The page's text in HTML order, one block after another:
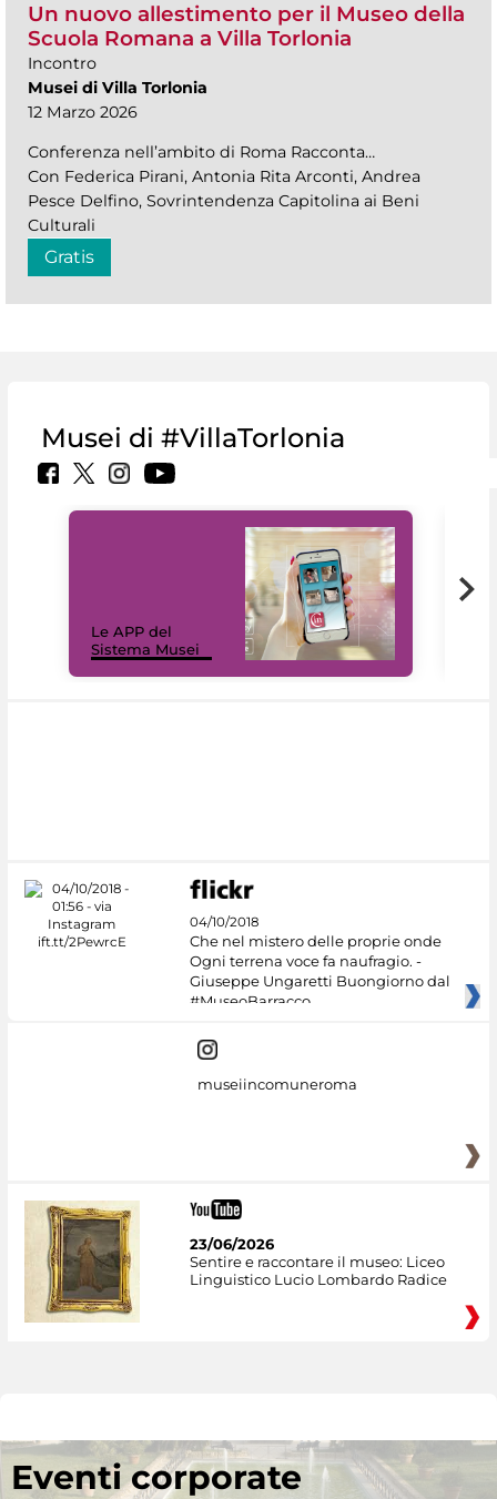
Un nuovo allestimento per il Museo della
Scuola Romana a Villa Torlonia
Incontro
Musei di Villa Torlonia
12 Marzo 2026
Conferenza nell’ambito di Roma Racconta…
Con Federica Pirani, Antonia Rita Arconti, Andrea
Pesce Delfino, Sovrintendenza Capitolina ai Beni
Culturali
Gratis
Musei di #VillaTorlonia
Le APP del
Sistema Musei
04/10/2018
Che nel mistero delle proprie onde
Ogni terrena voce fa naufragio. -
Giuseppe Ungaretti Buongiorno dal
#MuseoBarracco
museiincomuneroma
23/06/2026
Sentire e raccontare il museo: Liceo
Linguistico Lucio Lombardo Radice
Eventi corporate